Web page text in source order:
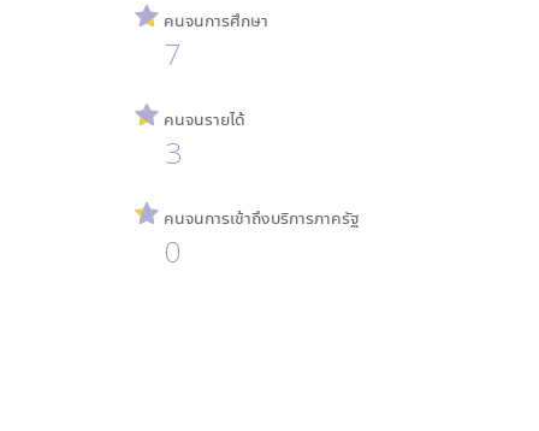
คนจนการศึกษา
7
คนจนรายได้
3
คนจนการเข้าถึงบริการภาครัฐ
0